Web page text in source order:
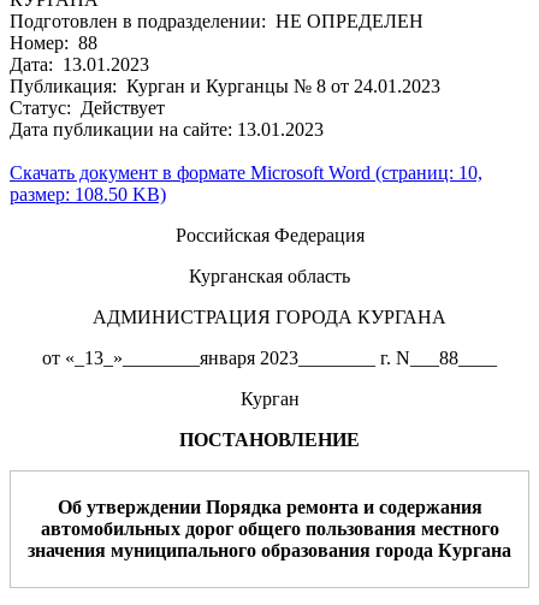
Подготовлен в подразделении: НЕ ОПРЕДЕЛЕН
Номер: 88
Дата: 13.01.2023
Публикация: Курган и Курганцы № 8 от 24.01.2023
Статус: Действует
Дата публикации на сайте: 13.01.2023
Скачать документ в формате Microsoft Word (страниц: 10,
размер: 108.50 KB)
Российская Федерация
Курганская область
АДМИНИСТРАЦИЯ ГОРОДА КУРГАНА
от «_13_»________января 2023________ г. N___88____
Курган
ПОСТАНОВЛЕНИЕ
Об утверждении Порядка ремонта и содержания
автомобильных дорог общего пользования местного
значения муниципального образования города Кургана